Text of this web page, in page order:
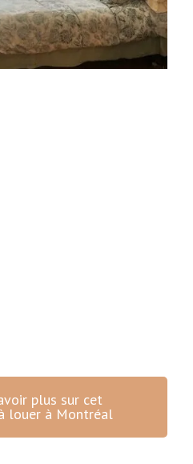
plus sur cet
louer à Montréal